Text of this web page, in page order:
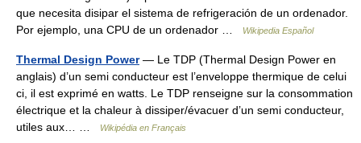
que necesita disipar el sistema de refrigeración de un ordenador.
Por ejemplo, una CPU de un ordenador …
Wikipedia Español
Thermal Design Power— Le TDP (Thermal Design Power en
anglais) d’un semi conducteur est l’enveloppe thermique de celui
ci, il est exprimé en watts. Le TDP renseigne sur la consommation
électrique et la chaleur à dissiper/évacuer d’un semi conducteur,
utiles aux… …
Wikipédia en Français